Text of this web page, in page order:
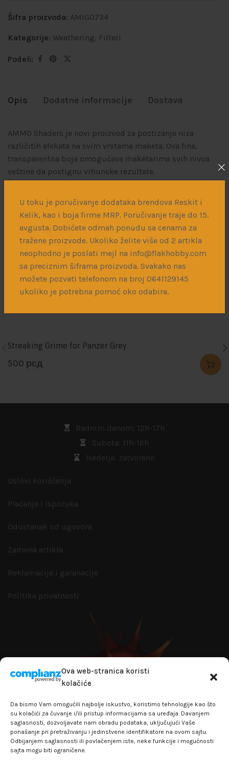
U toku je poručivanje dodataka brendova Reskit i
Kelik, kao i boja firme MRP. Poručivanje traje do 15.
avgusta. Dobićete odmah ponudu sa cenama za
tražene proizvode. Ukoliko želite više od 2 artikla
neophodno je poslati mejl na info@flakhobby.com
sa preciznim šiframa proizvoda. Svakako nas
možete pozvati telefonom na broj 0641129145
ukoliko je potrebna pomoć oko odabira.
Ova web-stranica koristi
kolačiće
Da bismo Vam omogućili najbolje iskustvo, koristimo tehnologije kao što
su kolačići za čuvanje i/ili pristup informacijama sa uređaja. Davanjem
saglasnosti, dozvoljavate nam obradu podataka, uključujući Vaše
ponašanje pri pretraživanju i jedinstvene identifikatore na ovom sajtu.
Odbijanjem saglasnosti ili povlačenjem iste, neke funkcije i mogućnosti
sajta mogu biti ograničene.
Šifra proizvoda: AMIG0734
Kategorije: Weathering, Filteri
Podeli:
Opis Dodatne informacije Dostava
AMMO Shaders je novi proizvod za postizanje niza
različitih efekata na svim vrstama maketa. Ova fina,
transparentna boja omogućava maketarima svih nivoa
veštine da postignu vrhunske rezultate.
pravljenje filtera, itd na raznim vrstama podloga.
Vrlo lako se mogu dodati efekti prašine i naglasiti
panelne linije.
Proizvod nije potrebno razređivati, netoksičan je i vrlo
lako se nanosi erbrašem i čisti vodom.
Povezani proizvodi
Streaking Grime for Panzer Grey
500 рсд
Radnim danom: 12h-17h
Subota: 11h-16h
Nedelja: zatvoreno
Uslovi korišćenja
Plaćanje i isporuka
Odustanak od ugovora
Zamena artikla
Reklamacije i garanacije
Politika privatnosti